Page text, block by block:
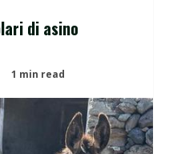
di asino
1 min read